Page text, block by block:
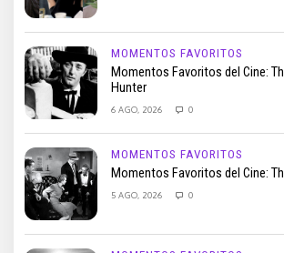
MOMENTOS FAVORITOS
Momentos Favoritos del Cine:
Hunter
6 AGO, 2026 0
MOMENTOS FAVORITOS
Momentos Favoritos del Cine:
5 AGO, 2026 0